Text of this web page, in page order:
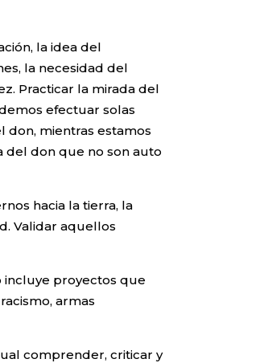
la idea del
la necesidad del
Practicar la mirada del
efectuar solas
don, mientras estamos
del don que no son auto
hacia la tierra, la
Validar aquellos
incluye proyectos que
armas
comprender, criticar y